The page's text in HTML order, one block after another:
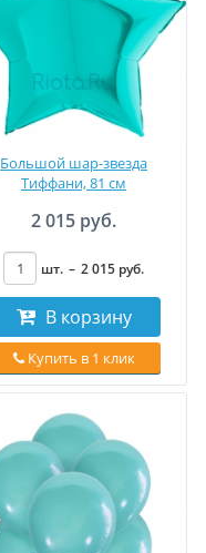
Большой шар-звезда
Тиффани, 81 см
2 015 руб.
шт. – 2 015 руб.
В корзину
Купить в 1 клик